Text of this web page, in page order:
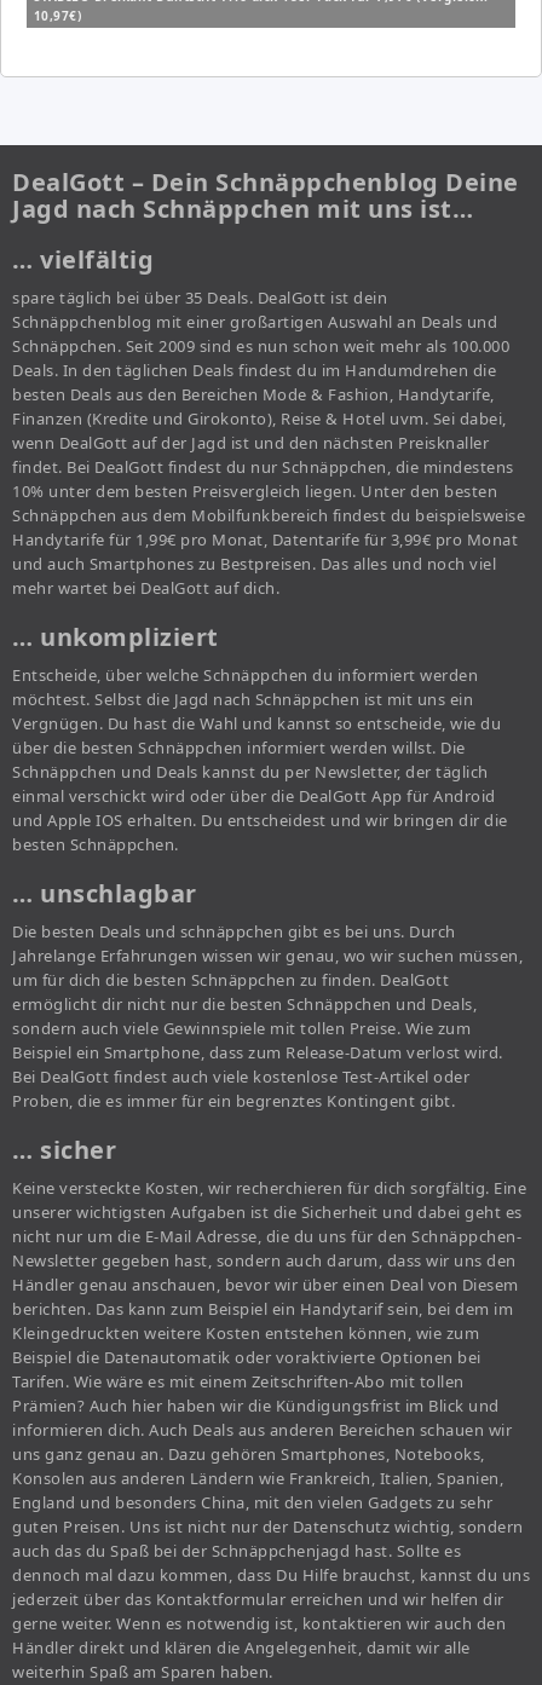
10,97€)
DealGott – Dein Schnäppchenblog Deine
Jagd nach Schnäppchen mit uns ist…
… vielfältig
spare täglich bei über 35 Deals. DealGott ist dein
Schnäppchenblog mit einer großartigen Auswahl an Deals und
Schnäppchen. Seit 2009 sind es nun schon weit mehr als 100.000
Deals. In den täglichen Deals findest du im Handumdrehen die
besten Deals aus den Bereichen Mode & Fashion, Handytarife,
Finanzen (Kredite und Girokonto), Reise & Hotel uvm. Sei dabei,
wenn DealGott auf der Jagd ist und den nächsten Preisknaller
findet. Bei DealGott findest du nur Schnäppchen, die mindestens
10% unter dem besten Preisvergleich liegen. Unter den besten
Schnäppchen aus dem Mobilfunkbereich findest du beispielsweise
Handytarife für 1,99€ pro Monat, Datentarife für 3,99€ pro Monat
und auch Smartphones zu Bestpreisen. Das alles und noch viel
mehr wartet bei DealGott auf dich.
… unkompliziert
Entscheide, über welche Schnäppchen du informiert werden
möchtest. Selbst die Jagd nach Schnäppchen ist mit uns ein
Vergnügen. Du hast die Wahl und kannst so entscheide, wie du
über die besten Schnäppchen informiert werden willst. Die
Schnäppchen und Deals kannst du per Newsletter, der täglich
einmal verschickt wird oder über die DealGott App für Android
und Apple IOS erhalten. Du entscheidest und wir bringen dir die
besten Schnäppchen.
… unschlagbar
Die besten Deals und schnäppchen gibt es bei uns. Durch
Jahrelange Erfahrungen wissen wir genau, wo wir suchen müssen,
um für dich die besten Schnäppchen zu finden. DealGott
ermöglicht dir nicht nur die besten Schnäppchen und Deals,
sondern auch viele Gewinnspiele mit tollen Preise. Wie zum
Beispiel ein Smartphone, dass zum Release-Datum verlost wird.
Bei DealGott findest auch viele kostenlose Test-Artikel oder
Proben, die es immer für ein begrenztes Kontingent gibt.
… sicher
Keine versteckte Kosten, wir recherchieren für dich sorgfältig. Eine
unserer wichtigsten Aufgaben ist die Sicherheit und dabei geht es
nicht nur um die E-Mail Adresse, die du uns für den Schnäppchen-
Newsletter gegeben hast, sondern auch darum, dass wir uns den
Händler genau anschauen, bevor wir über einen Deal von Diesem
berichten. Das kann zum Beispiel ein Handytarif sein, bei dem im
Kleingedruckten weitere Kosten entstehen können, wie zum
Beispiel die Datenautomatik oder voraktivierte Optionen bei
Tarifen. Wie wäre es mit einem Zeitschriften-Abo mit tollen
Prämien? Auch hier haben wir die Kündigungsfrist im Blick und
informieren dich. Auch Deals aus anderen Bereichen schauen wir
uns ganz genau an. Dazu gehören Smartphones, Notebooks,
Konsolen aus anderen Ländern wie Frankreich, Italien, Spanien,
England und besonders China, mit den vielen Gadgets zu sehr
guten Preisen. Uns ist nicht nur der Datenschutz wichtig, sondern
auch das du Spaß bei der Schnäppchenjagd hast. Sollte es
dennoch mal dazu kommen, dass Du Hilfe brauchst, kannst du uns
jederzeit über das Kontaktformular erreichen und wir helfen dir
gerne weiter. Wenn es notwendig ist, kontaktieren wir auch den
Händler direkt und klären die Angelegenheit, damit wir alle
weiterhin Spaß am Sparen haben.